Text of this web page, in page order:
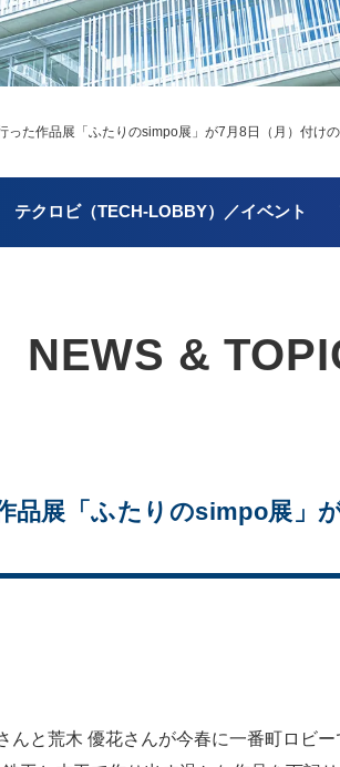
た作品展「ふたりのsimpo展」が7月8日（月）付け
テクロビ（TECH-LOBBY）／イベント
NEWS &
品展「ふたりのsimpo展」
んと荒木 優花さんが今春に一番町ロビ